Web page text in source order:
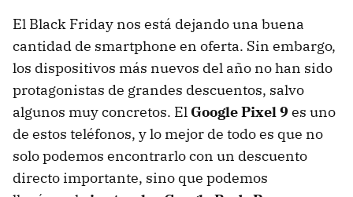
El Black Friday nos está dejando una buena
cantidad de smartphone en oferta. Sin embargo,
los dispositivos más nuevos del año no han sido
protagonistas de grandes descuentos, salvo
algunos muy concretos. El Google Pixel 9 es uno
de estos teléfonos, y lo mejor de todo es que no
solo podemos encontrarlo con un descuento
directo importante, sino que podemos